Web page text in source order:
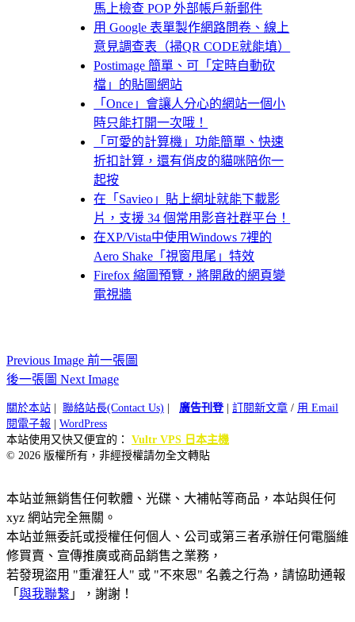
馬上檢查 POP 外部帳戶新郵件
用 Google 表單製作網路問卷、線上
意見調查表（掃QR CODE就能填）
Postimage 簡單、可「定時自動砍
檔」的貼圖網站
「Once」會讓人分心的網站一個小
時只能打開一次哦！
「可愛的計算機」功能簡單、快速
折扣計算，還有俏皮的貓咪陪你一
起按
在「Savieo」貼上網址就能下載影
片，支援 34 個常用影音社群平台！
在XP/Vista中使用Windows 7裡的
Aero Shake「視窗甩尾」特效
Firefox 縮圖預覽，將開啟的網頁變
電視牆
Previous Image 前一張圖
後一張圖 Next Image
關於本站 聯絡站長(Contact Us) 廣告刊登| 訂閱新文章 / 用 Email
閱電子報
WordPress
本站使用又快又便宜的： Vultr VPS 日本主機
© 2026 版權所有，非經授權請勿全文轉貼
本站並無銷售任何軟體、光碟、大補帖等商品，本站與任何
xyz 網站完全無關。
本站並無委託或授權任何個人、公司或第三者承辦任何電腦維
修買賣、宣傳推廣或商品銷售之業務，
若發現盜用 "重灌狂人" 或 "不來恩" 名義之行為，請協助通報
「 與我聯繫 」，謝謝！